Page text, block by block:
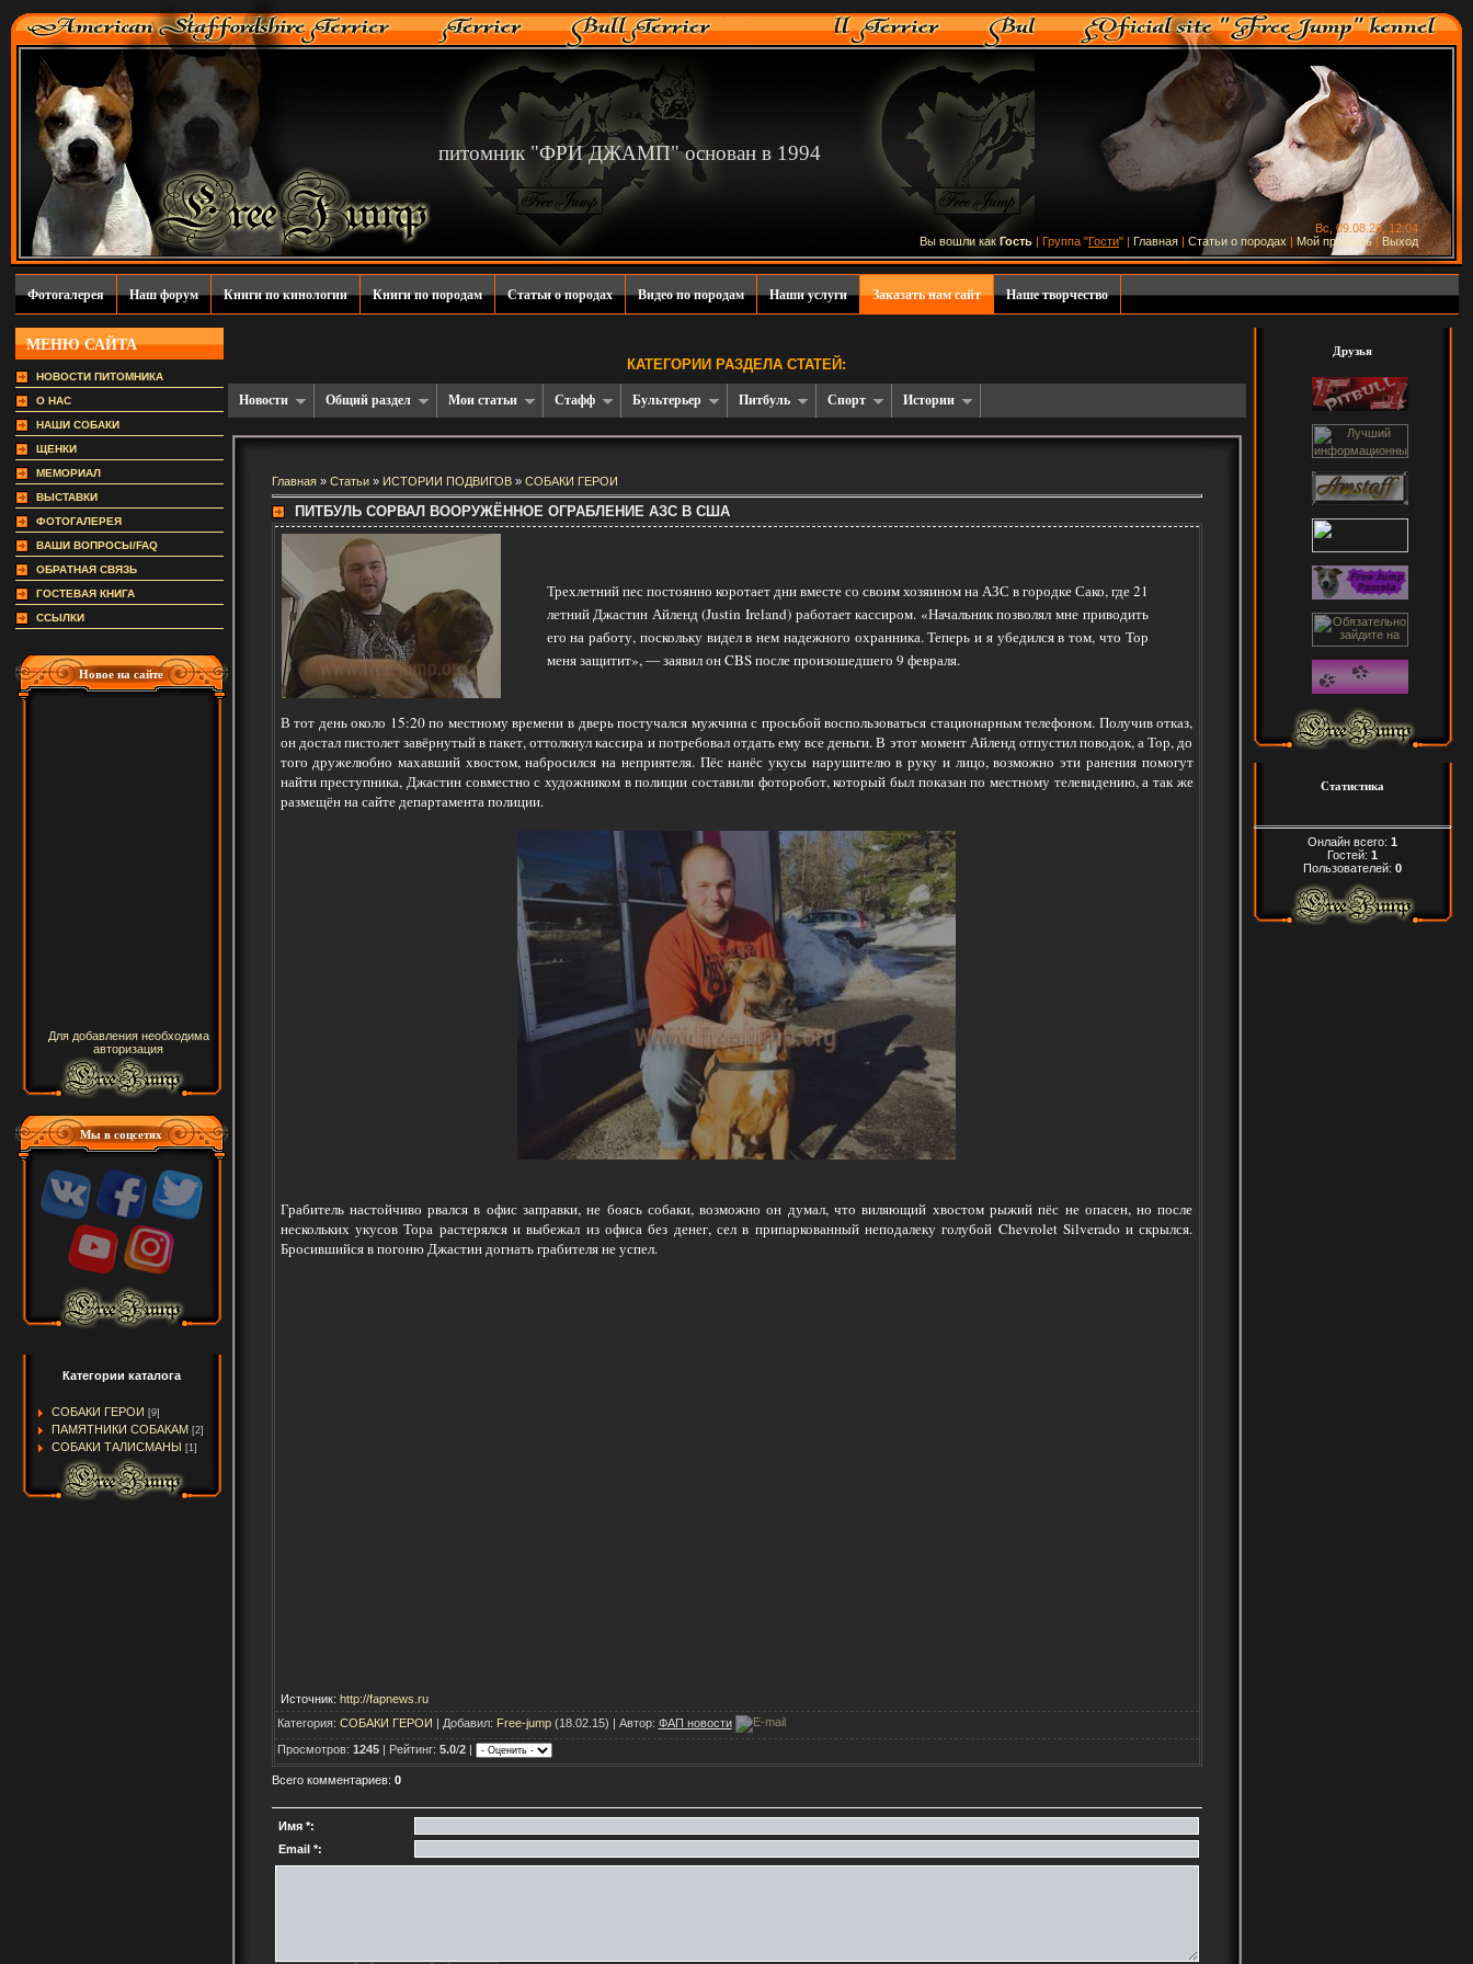
питомник "ФРИ ДЖАМП" основан в 1994
Вс, 09.08.26, 12:04
Вы вошли как Гость | Группа "Гости" | Главная | Статьи о породах | Мой профиль| Выход
Фотогалерея Наш форум Книги по кинологии Книги по породам Статьи о породах Видео по породам Наши услуги Заказать нам сайт Наше творчество
МЕНЮ САЙТА
НОВОСТИ ПИТОМНИКА
О НАС
НАШИ СОБАКИ
ЩЕНКИ
МЕМОРИАЛ
ВЫСТАВКИ
ФОТОГАЛЕРЕЯ
ВАШИ ВОПРОСЫ/FAQ
ОБРАТНАЯ СВЯЗЬ
ГОСТЕВАЯ КНИГА
ССЫЛКИ
Новое на сайте
Для добавления необходима
авторизация
Мы в соцсетях
Категории каталога
СОБАКИ ГЕРОИ [9]
ПАМЯТНИКИ СОБАКАМ [2]
СОБАКИ ТАЛИСМАНЫ [1]
КАТЕГОРИИ РАЗДЕЛА СТАТЕЙ:
Новости Общий раздел Мои статьи Стафф Бультерьер Питбуль Спорт Истории
Главная» Статьи» ИСТОРИИ ПОДВИГОВ» СОБАКИ ГЕРОИ
ПИТБУЛЬ СОРВАЛ ВООРУЖЁННОЕ ОГРАБЛЕНИЕ АЗС В США
Трехлетний пес постоянно коротает дни вместе со своим хозяином на АЗС в городке Сако, где 21
летний Джастин Айленд (Justin Ireland) работает кассиром. «Начальник позволял мне приводить
его на работу, поскольку видел в нем надежного охранника. Теперь и я убедился в том, что Тор
меня защитит», — заявил он CBS после произошедшего 9 февраля.
В тот день около 15:20 по местному времени в дверь постучался мужчина с просьбой воспользоваться стационарным телефоном. Получив отказ,
он достал пистолет завёрнутый в пакет, оттолкнул кассира и потребовал отдать ему все деньги. В этот момент Айленд отпустил поводок, а Тор, до
того дружелюбно махавший хвостом, набросился на неприятеля. Пёс нанёс укусы нарушителю в руку и лицо, возможно эти ранения помогут
найти преступника, Джастин совместно с художником в полиции составили фоторобот, который был показан по местному телевидению, а так же
размещён на сайте департамента полиции.
Грабитель настойчиво рвался в офис заправки, не боясь собаки, возможно он думал, что виляющий хвостом рыжий пёс не опасен, но после
нескольких укусов Тора растерялся и выбежал из офиса без денег, сел в припаркованный неподалеку голубой Chevrolet Silverado и скрылся.
Бросившийся в погоню Джастин догнать грабителя не успел.
Источник: http://fapnews.ru
Категория: СОБАКИ ГЕРОИ | Добавил: Free-jump(18.02.15) | Автор: ФАП новости
Просмотров: 1245| Рейтинг: 5.0/2|
Всего комментариев: 0
Имя *:
Email *:
Друзья
Статистика
Онлайн всего: 1
Гостей: 1
Пользователей: 0